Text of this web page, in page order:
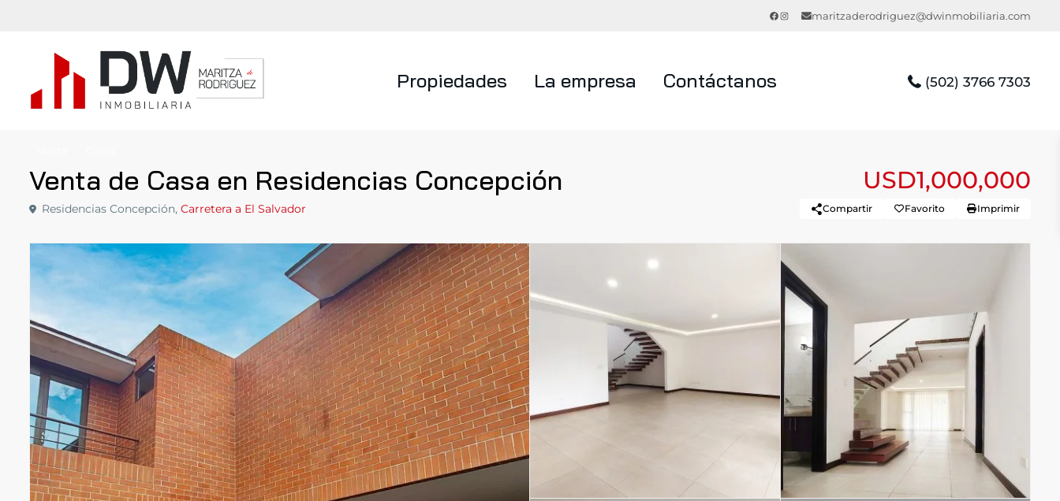
Facebook
Instagrammaritzaderodriguez@dwinmobiliaria.com
Propiedades La empresa Contáctanos (502) 3766 7303
Venta de Casa en Residencias Concepción USD1,000,000
Residencias Concepción, Carretera a El Salvador Compartir Favorito Imprimir